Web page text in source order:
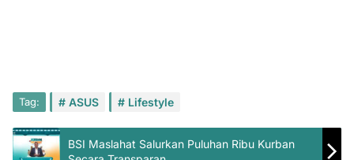
Tag: ASUS Lifestyle
BSI Maslahat Salurkan Puluhan Ribu Kurban